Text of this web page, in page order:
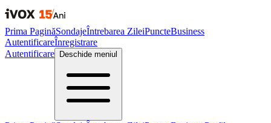
Prima PaginăSondajeÎntrebarea ZileiPuncteBusiness
AutentificareÎnregistrare
Autentificare
Deschide meniul